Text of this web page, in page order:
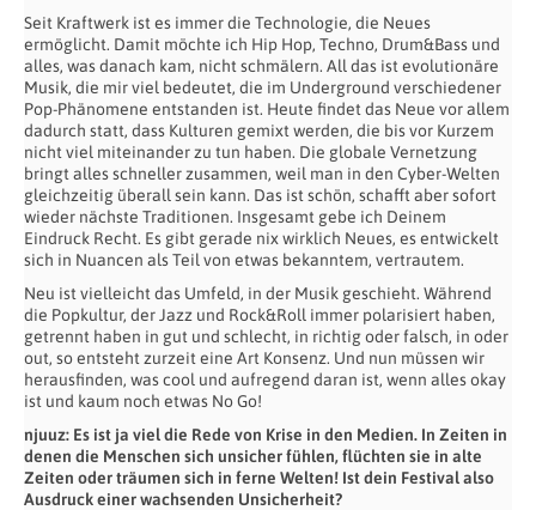
Seit Kraftwerk ist es immer die Technologie, die Neues
ermöglicht. Damit möchte ich Hip Hop, Techno, Drum&Bass und
alles, was danach kam, nicht schmälern. All das ist evolutionäre
Musik, die mir viel bedeutet, die im Underground verschiedener
Pop-Phänomene entstanden ist. Heute findet das Neue vor allem
dadurch statt, dass Kulturen gemixt werden, die bis vor Kurzem
nicht viel miteinander zu tun haben. Die globale Vernetzung
bringt alles schneller zusammen, weil man in den Cyber-Welten
gleichzeitig überall sein kann. Das ist schön, schafft aber sofort
wieder nächste Traditionen. Insgesamt gebe ich Deinem
Eindruck Recht. Es gibt gerade nix wirklich Neues, es entwickelt
sich in Nuancen als Teil von etwas bekanntem, vertrautem.
Neu ist vielleicht das Umfeld, in der Musik geschieht. Während
die Popkultur, der Jazz und Rock&Roll immer polarisiert haben,
getrennt haben in gut und schlecht, in richtig oder falsch, in oder
out, so entsteht zurzeit eine Art Konsenz. Und nun müssen wir
herausfinden, was cool und aufregend daran ist, wenn alles okay
ist und kaum noch etwas No Go!
njuuz: Es ist ja viel die Rede von Krise in den Medien. In Zeiten in
denen die Menschen sich unsicher fühlen, flüchten sie in alte
Zeiten oder träumen sich in ferne Welten! Ist dein Festival also
Ausdruck einer wachsenden Unsicherheit?